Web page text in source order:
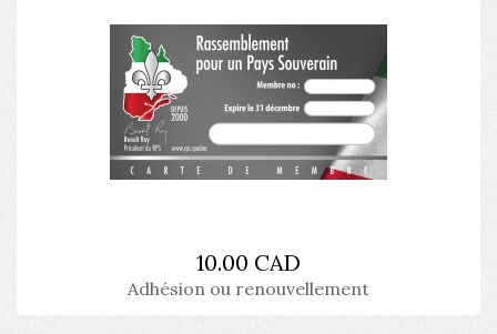
10.00 CAD
Adhésion ou renouvellement